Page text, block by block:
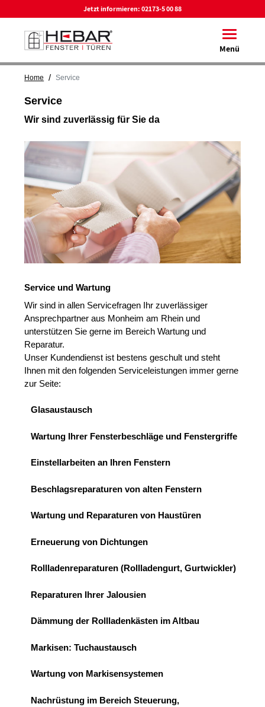
Jetzt informieren: 02173-5 00 88
Toggle
Menü
Home / Service
Service
Wir sind zuverlässig für Sie da
Service und Wartung
Wir sind in allen Servicefragen Ihr zuverlässiger
Ansprechpartner aus Monheim am Rhein und
unterstützen Sie gerne im Bereich Wartung und
Reparatur.
Unser Kundendienst ist bestens geschult und steht
Ihnen mit den folgenden Serviceleistungen immer gerne
zur Seite:
Glasaustausch
Wartung Ihrer Fensterbeschläge und Fenstergriffe
Einstellarbeiten an Ihren Fenstern
Beschlagsreparaturen von alten Fenstern
Wartung und Reparaturen von Haustüren
Erneuerung von Dichtungen
Rollladenreparaturen (Rollladengurt, Gurtwickler)
Reparaturen Ihrer Jalousien
Dämmung der Rollladenkästen im Altbau
Markisen: Tuchaustausch
Wartung von Markisensystemen
Nachrüstung im Bereich Steuerung,